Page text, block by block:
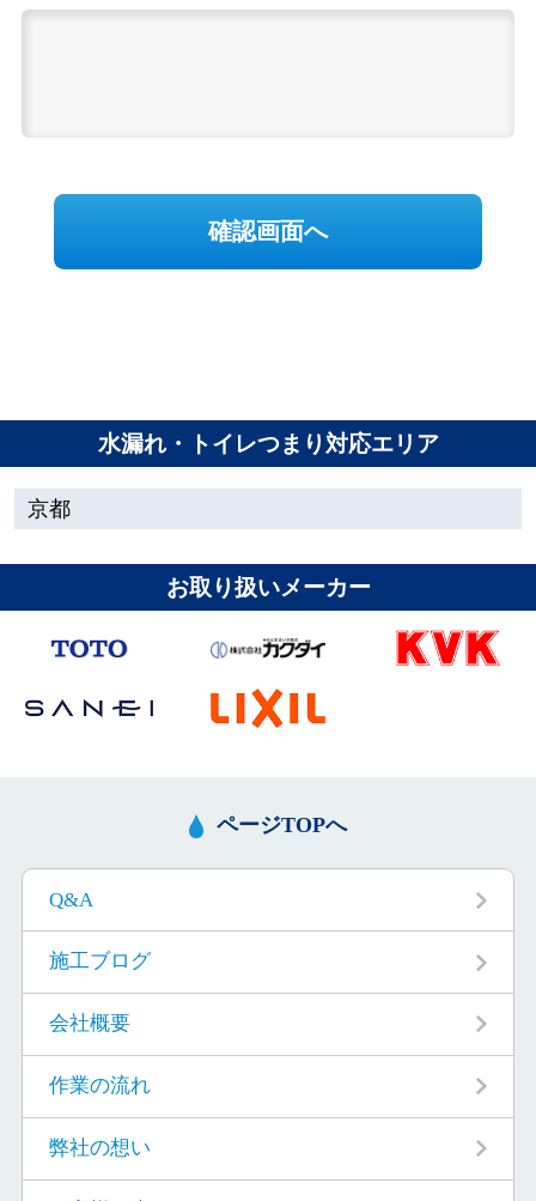
確認画面へ
水漏れ・トイレつまり対応エリア
京都
お取り扱いメーカー
ページTOPへ
Q&A
施工ブログ
会社概要
作業の流れ
弊社の想い